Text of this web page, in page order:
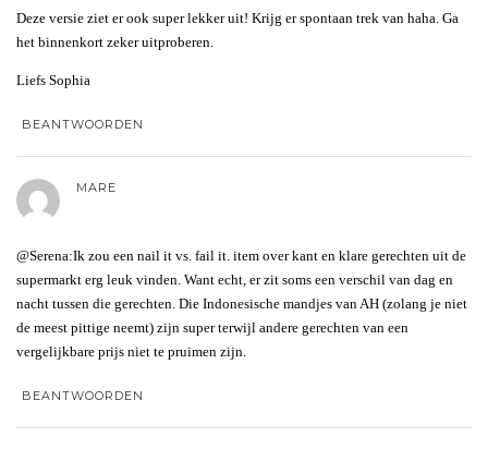
Deze versie ziet er ook super lekker uit! Krijg er spontaan trek van haha. Ga
het binnenkort zeker uitproberen.
Liefs Sophia
BEANTWOORDEN
MARE
@Serena:Ik zou een nail it vs. fail it. item over kant en klare gerechten uit de
supermarkt erg leuk vinden. Want echt, er zit soms een verschil van dag en
nacht tussen die gerechten. Die Indonesische mandjes van AH (zolang je niet
de meest pittige neemt) zijn super terwijl andere gerechten van een
vergelijkbare prijs niet te pruimen zijn.
BEANTWOORDEN